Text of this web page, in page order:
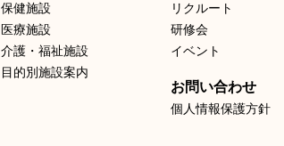
保健施設
医療施設
介護・福祉施設
目的別施設案内
リクルート
研修会
イベント
お問い合わせ
個人情報保護方針